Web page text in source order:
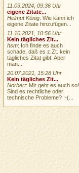
11.09.2024, 09:36 Uhr
eigene Zitate...
Helmut König: Wie kann ich
eigene Zitate hinzufügen...
11.10.2021, 10:56 Uhr
Kein tägliches Zit...
hsm: Ich finde es auch
schade, daß es z.Zt. kein
tägliches Zitat gibt. Aber
man...
20.07.2021, 15:28 Uhr
Kein tägliches Zit...
Norbert: Mir geht es auch so!
Sind es rechtliche oder
technische Probleme? :-(...